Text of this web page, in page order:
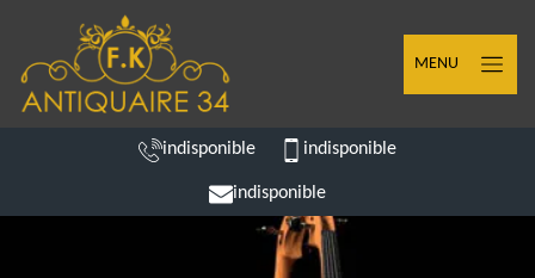
MENU
indisponible indisponible
indisponible